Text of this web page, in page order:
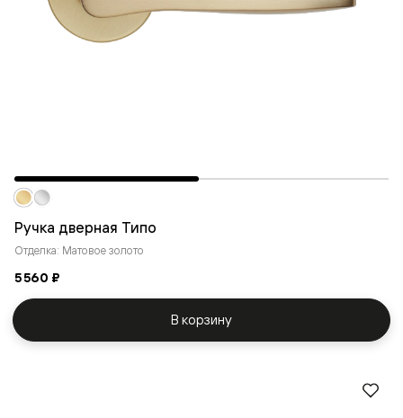
Ручка дверная Типо
Отделка: Матовое золото
5 560 ₽
В корзину